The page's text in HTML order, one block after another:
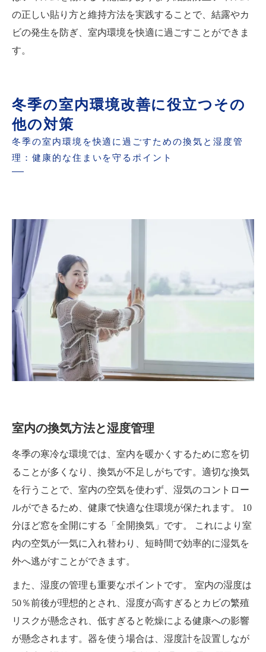
の正しい貼り方と維持方法を実践することで、結露やカ
ビの発生を防ぎ、室内環境を快適に過ごすことができま
す。
冬季の室内環境改善に役立つその
他の対策
冬季の室内環境を快適に過ごすための換気と湿度管
理：健康的な住まいを守るポイント
室内の換気方法と湿度管理
冬季の寒冷な環境では、室内を暖かくするために窓を切
ることが多くなり、換気が不足しがちです。適切な換気
を行うことで、室内の空気を使わず、湿気のコントロー
ルができるため、健康で快適な住環境が保たれます。 10
分ほど窓を全開にする「全開換気」です。 これにより室
内の空気が一気に入れ替わり、短時間で効率的に湿気を
外へ逃がすことができます。
また、湿度の管理も重要なポイントです。 室内の湿度は
50％前後が理想的とされ、湿度が高すぎるとカビの繁殖
リスクが懸念され、低すぎると乾燥による健康への影響
が懸念されます。器を使う場合は、湿度計を設置しなが